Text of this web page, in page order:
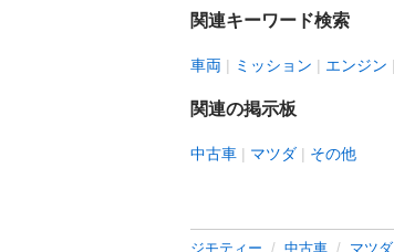
関連キーワード検索
車両 ミッション エンジン
関連の掲示板
中古車 マツダ その他
ジモティー 中古車 マツダ